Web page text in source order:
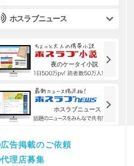
ホスラブニュース
夜のケータイ小説
ホスラブニュース
広告掲載のご依頼
代理店募集